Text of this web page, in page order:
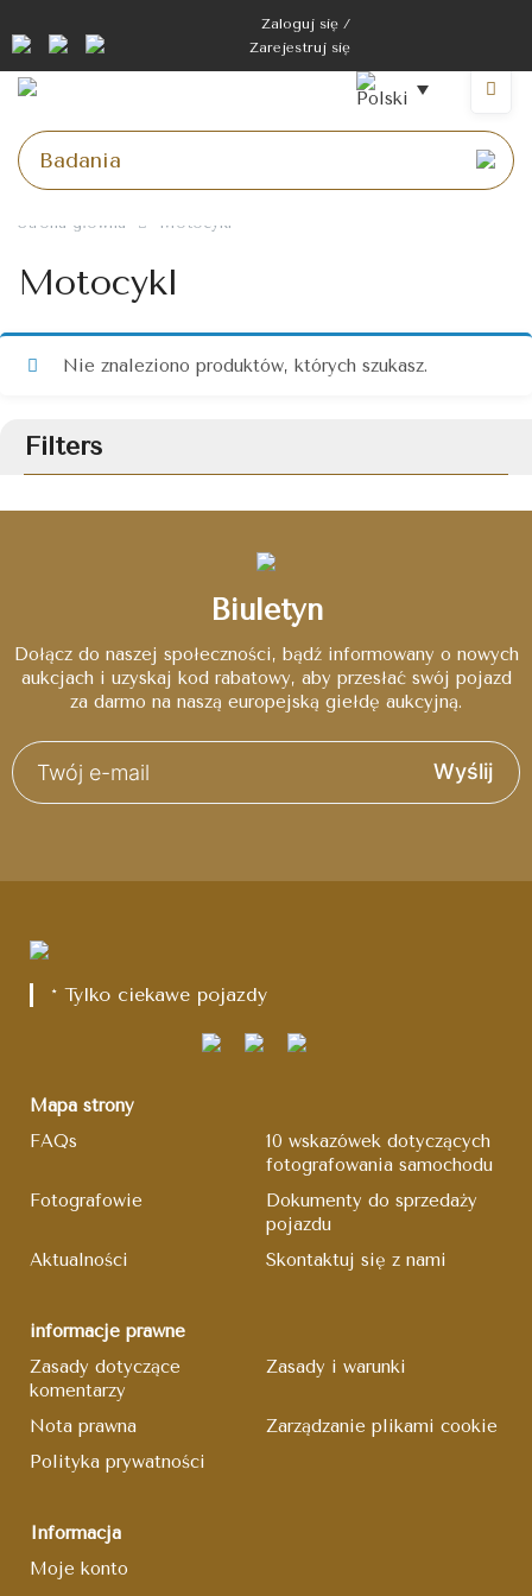
treści
Zaloguj się /
Zarejestruj się
Menu
Strona główna Motocykl
Motocykl
Nie znaleziono produktów, których szukasz.
Filters
Biuletyn
Dołącz do naszej społeczności, bądź informowany o nowych
aukcjach i uzyskaj kod rabatowy, aby przesłać swój pojazd
za darmo na naszą europejską giełdę aukcyjną.
Wyślij
* Tylko ciekawe pojazdy
Mapa strony
FAQs
10 wskazówek dotyczących
fotografowania samochodu
Fotografowie
Dokumenty do sprzedaży
pojazdu
Aktualności
Skontaktuj się z nami
informacje prawne
Zasady dotyczące
komentarzy
Zasady i warunki
Nota prawna
Zarządzanie plikami cookie
Polityka prywatności
Informacja
Moje konto